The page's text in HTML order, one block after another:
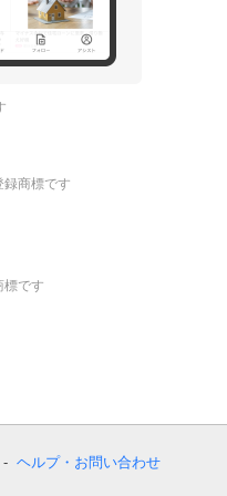
商標です
です
ヘルプ・お問い合わせ